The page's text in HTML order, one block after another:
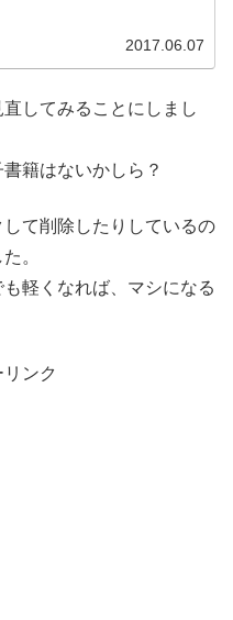
2017.06.07
してみることにしまし
籍はないかしら？
て削除したりしているの
。
軽くなれば、マシになる
ンク